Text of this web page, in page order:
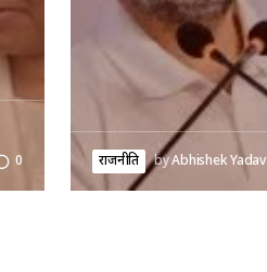
0 राजनीति byAbhishek Yadav